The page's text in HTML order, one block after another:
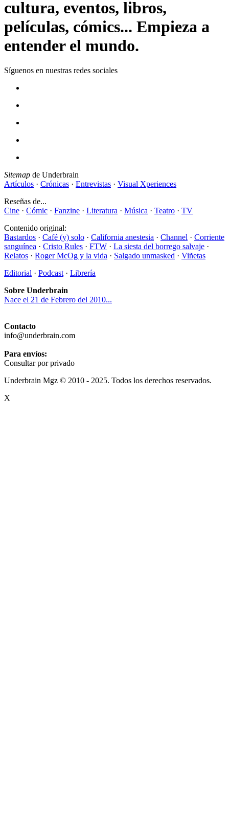
cultura, eventos, libros,
películas, cómics... Empieza a
entender el mundo.
Síguenos en nuestras redes sociales
Sitemap de Underbrain
Artículos · Crónicas · Entrevistas · Visual Xperiences
Reseñas de...
Cine · Cómic · Fanzine · Literatura · Música · Teatro · TV
Contenido original:
Bastardos · Café (y) solo · California anestesia · Channel · Corriente
sanguínea · Cristo Rules · FTW · La siesta del borrego salvaje ·
Relatos · Roger McOg y la vida · Salgado unmasked · Viñetas
Editorial · Podcast· Librería
Sobre Underbrain
Nace el 21 de Febrero del 2010...
Contacto
info@underbrain.com
Para envíos:
Consultar por privado
Underbrain Mgz © 2010 - 2025. Todos los derechos reservados.
X